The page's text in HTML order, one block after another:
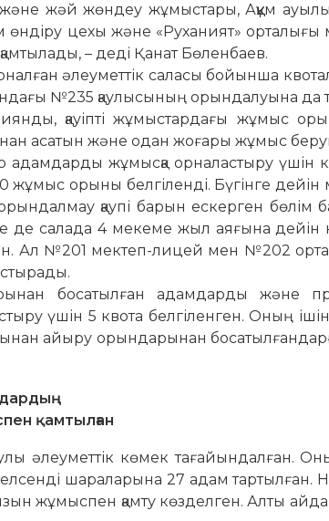
жәй жөндеу жұ­мыстары, Аққұм
цехы және «Руханият» орталығы
– деді Қанат Бөленбаев.
әлеу­меттік саласы бойынша
№235 қаулысының орындалуына да
қауіпті жұмыстардағы жұмыс
аса­тын және одан жоғары жұмыс
адам­дарды жұмысқа орналастыру үшін
жұмыс орыны белгіленді. Бүгінге
қаупі барын ескерген бөлім
де салада 4 мекеме жыл аяғына дейін
Ал №201 мектеп-лицей мен №202
боса­тыл­ған адамдарды және
үшін 5 квота белгіленген. Оның
айыру орын­дарынан
қамтылған
әлеу­меттік көмек тағайындалған.
ша­раларына 27 адам тартылған.
жұмыспен қамту көзделген. Алты